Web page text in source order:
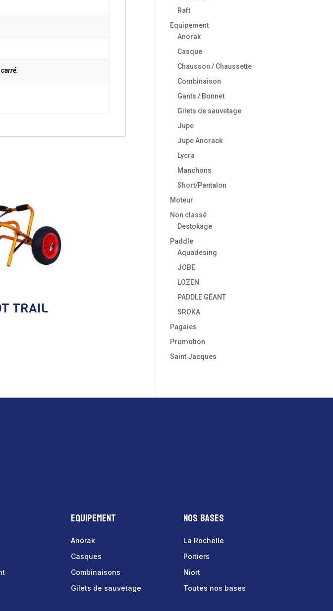
TRAIL
Raft
Equipement
Anorak
Casque
Chausson / Chaussette
Combinaison
Gants / Bonnet
Gilets de sauvetage
Jupe
Jupe Anorack
Lycra
Manchons
Short/Pantalon
Moteur
Non classé
Destokage
Paddle
Aquadesing
JOBE
LOZEN
PADDLE GÉANT
SROKA
Pagaies
Promotion
Saint Jacques
Equipement
Anorak
Casques
Combinaisons
Gilets de sauvetage
Nos bases
La Rochelle
Poitiers
Niort
Toutes nos bases